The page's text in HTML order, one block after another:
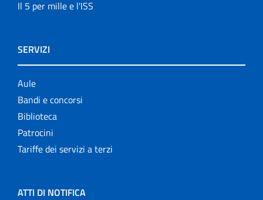
Il 5 per mille e l'ISS
SERVIZI
Aule
Bandi e concorsi
Biblioteca
Patrocini
Tariffe dei servizi a terzi
ATTI DI NOTIFICA